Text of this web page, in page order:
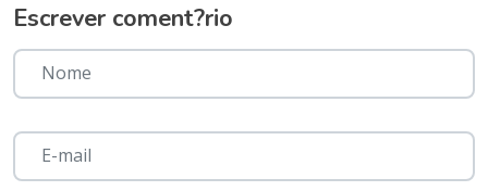
Escrever coment?rio